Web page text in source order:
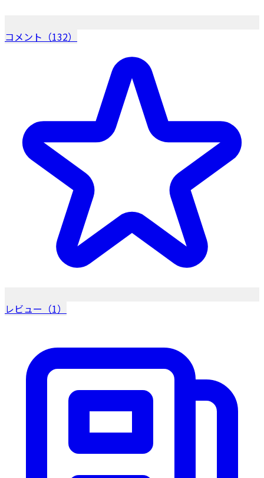
コメント（132）
レビュー（1）